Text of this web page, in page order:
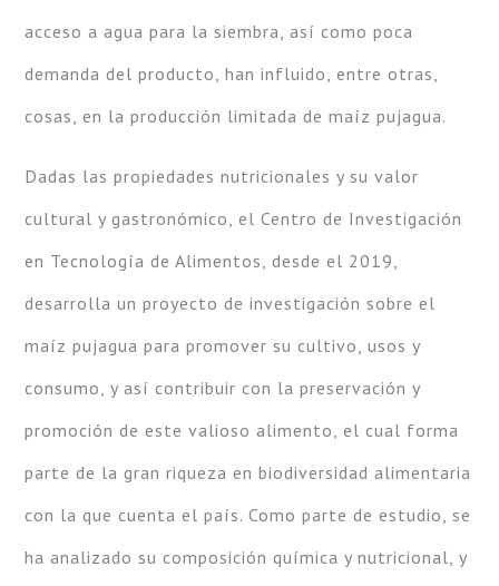
acceso a agua para la siembra, así como poca
demanda del producto, han influido, entre otras,
cosas, en la producción limitada de maíz pujagua.
Dadas las propiedades nutricionales y su valor
cultural y gastronómico, el Centro de Investigación
en Tecnología de Alimentos, desde el 2019,
desarrolla un proyecto de investigación sobre el
maíz pujagua para promover su cultivo, usos y
consumo, y así contribuir con la preservación y
promoción de este valioso alimento, el cual forma
parte de la gran riqueza en biodiversidad alimentaria
con la que cuenta el país. Como parte de estudio, se
ha analizado su composición química y nutricional, y